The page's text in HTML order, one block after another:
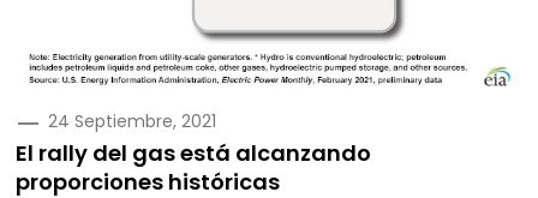
PUBLICADO
24 Septiembre, 2021
El rally del gas está alcanzando
proporciones históricas